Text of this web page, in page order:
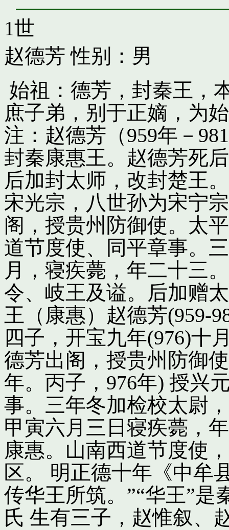
1世
赵德芳 性别：男
始祖：德芳，封秦王，
庶子弟，别于正嫡，为
注：赵德芳（959年－
封秦康惠王。赵德芳死
后加封太师，改封楚王
宋光宗，八世孙为宋宁
阁，授贵州防御使。太
道节度使、同平章事。
月，寝疾薨，年二十三
令、岐王及谥。后加赠
王（康惠）赵德芳(959-
四子，开宝九年(976)十
德芳出阁，授贵州防御
年。丙子，976年) 授兴
事。三年冬加检校太尉
甲寅六月三日寝疾薨，
康惠。山南西道节度使
区。 明正德十年《中牟
传华王所筑。”“华王”是
氏 生有三子，赵惟叙、